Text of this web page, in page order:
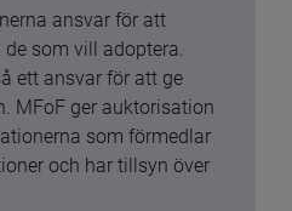
ansvar för att
som vill adoptera.
ett ansvar för att ge
MFoF ger auktorisation
som förmedlar
och har tillsyn över